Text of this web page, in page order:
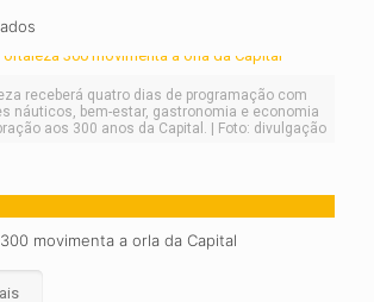
receberá quatro dias de programação com
náuticos, bem-estar, gastronomia e economia
aos 300 anos da Capital. | Foto: divulgação
movimenta a orla da Capital